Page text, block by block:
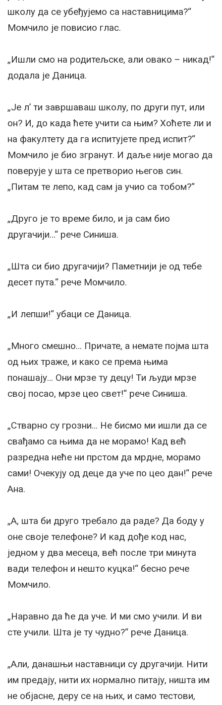
школу да се убеђујемо са наставницима?“
Момчило је повисио глас.
„Ишли смо на родитељске, али овако – никад!“
додала је Даница.
„Је л’ ти завршаваш школу, по други пут, или
он? И, до када ћете учити са њим? Хоћете ли и
на факултету да га испитујете пред испит?“
Момчило је био згранут. И даље није могао да
поверује у шта се претворио његов син.
„Питам те лепо, кад сам ја учио са тобом?“
„Друго је то време било, и ја сам био
другачији…“ рече Синиша.
„Шта си био другачији? Паметнији је од тебе
десет пута.“ рече Момчило.
„И лепши!“ убаци се Даница.
„Много смешно… Причате, а немате појма шта
од њих траже, и како се према њима
понашају… Они мрзе ту децу! Ти људи мрзе
свој посао, мрзе цео свет!“ рече Синиша.
„Стварно су грозни… Не бисмо ми ишли да се
свађамо са њима да не морамо! Кад већ
разредна неће ни прстом да мрдне, морамо
сами! Очекују од деце да уче по цео дан!“ рече
Ана.
„А, шта би друго требало да раде? Да боду у
оне своје телефоне? И кад дође код нас,
једном у два месеца, већ после три минута
вади телефон и нешто куцка!“ бесно рече
Момчило.
„Наравно да ће да уче. И ми смо учили. И ви
сте учили. Шта је ту чудно?“ рече Даница.
„Али, данашњи наставници су другачији. Нити
им предају, нити их нормално питају, ништа им
не објасне, деру се на њих, и само тестови,